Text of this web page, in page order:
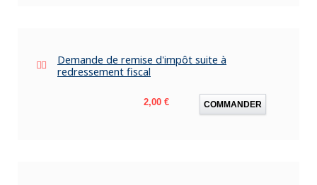
Demande de remise d'impôt suite à
redressement fiscal
Prix
2,00 € COMMANDER